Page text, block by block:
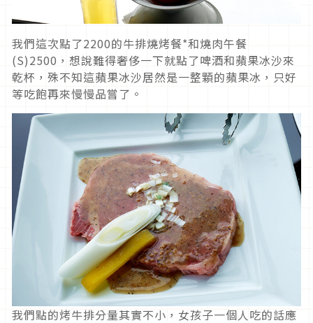
我們這次點了2200的牛排燒烤餐*和燒肉午餐
(S)2500，想說難得奢侈一下就點了啤酒和蘋果冰沙來
乾杯，殊不知這蘋果冰沙居然是一整顆的蘋果冰，只好
等吃飽再來慢慢品嘗了。
我們點的烤牛排分量其實不小，女孩子一個人吃的話應